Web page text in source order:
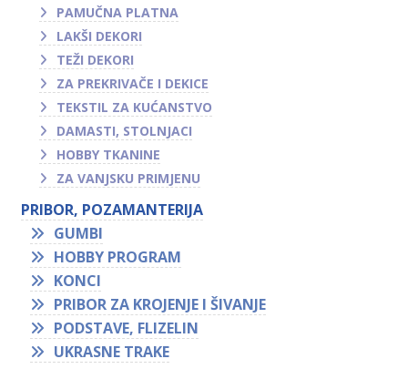
PAMUČNA PLATNA
LAKŠI DEKORI
TEŽI DEKORI
ZA PREKRIVAČE I DEKICE
TEKSTIL ZA KUĆANSTVO
DAMASTI, STOLNJACI
HOBBY TKANINE
ZA VANJSKU PRIMJENU
PRIBOR, POZAMANTERIJA
GUMBI
HOBBY PROGRAM
KONCI
PRIBOR ZA KROJENJE I ŠIVANJE
PODSTAVE, FLIZELIN
UKRASNE TRAKE